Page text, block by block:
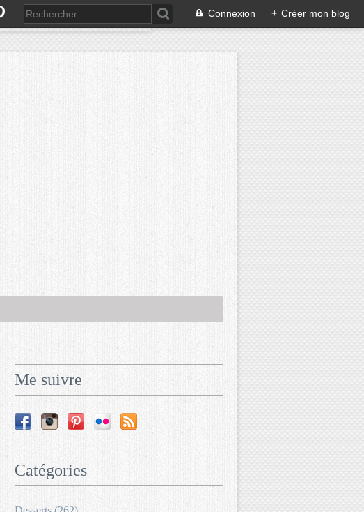
Connexion + Créer mon blog
Me suivre
Catégories